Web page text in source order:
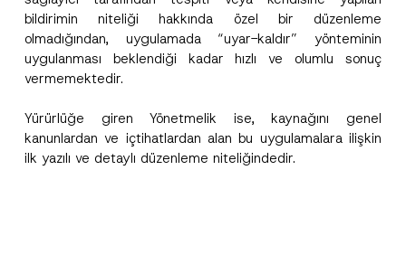
bildirimin niteliği hakkında özel bir düzenleme
olmadığından, uygulamada “uyar-kaldır” yönteminin
uygulanması beklendiği kadar hızlı ve olumlu sonuç
vermemektedir.
Yürürlüğe giren Yönetmelik ise, kaynağını genel
kanunlardan ve içtihatlardan alan bu uygulamalara ilişkin
ilk yazılı ve detaylı düzenleme niteliğindedir.